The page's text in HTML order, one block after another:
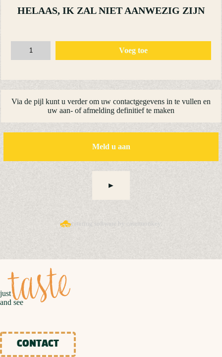
HELAAS, IK ZAL NIET AANWEZIG ZIJN
Voeg toe
Via de pijl kunt u verder om uw contactgegevens in te vullen en
uw aan- of afmelding definitief te maken
Meld u aan
►
catering software by catermonkey.
justtaste
and see
CONTACT